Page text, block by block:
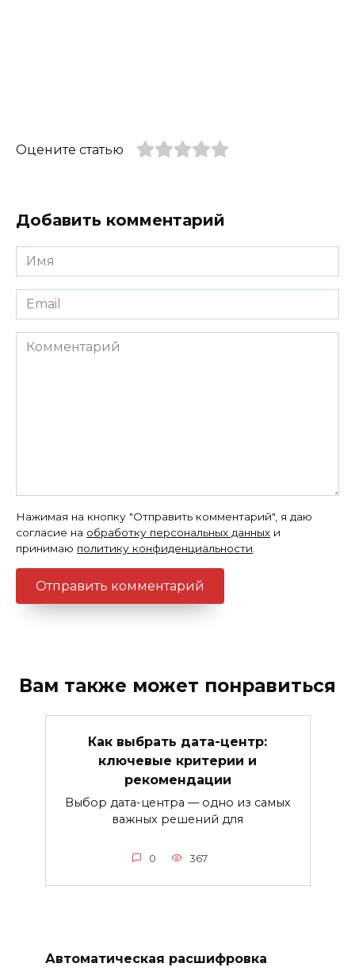
Оцените статью
Добавить комментарий
Имя
*
Email
*
Комментарий
Нажимая на кнопку "Отправить комментарий", я даю
согласие на обработку персональных данных и
принимаю политику конфиденциальности.
Вам также может понравиться
Как выбрать дата-центр:
ключевые критерии и
рекомендации
Выбор дата-центра — одно из самых
важных решений для
0 367
Автоматическая расшифровка